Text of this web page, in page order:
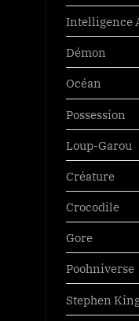
Intelligence
Démon
Océan
Possession
Loup-Garou
Créature
Crocodile
Gore
Poohniverse
Stephen